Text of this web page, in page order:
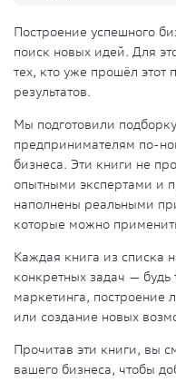
Построение успешного
поиск новых идей. Для
тех, кто уже прошёл этот
результатов.
Мы подготовили
предпринимателям по-
бизнеса. Эти книги не
опытными экспертами и
наполнены реальными
которые можно
Каждая книга из списка
конкретных задач —
маркетинга, построение
или создание новых
Прочитав эти книги, вы
вашего бизнеса, чтобы